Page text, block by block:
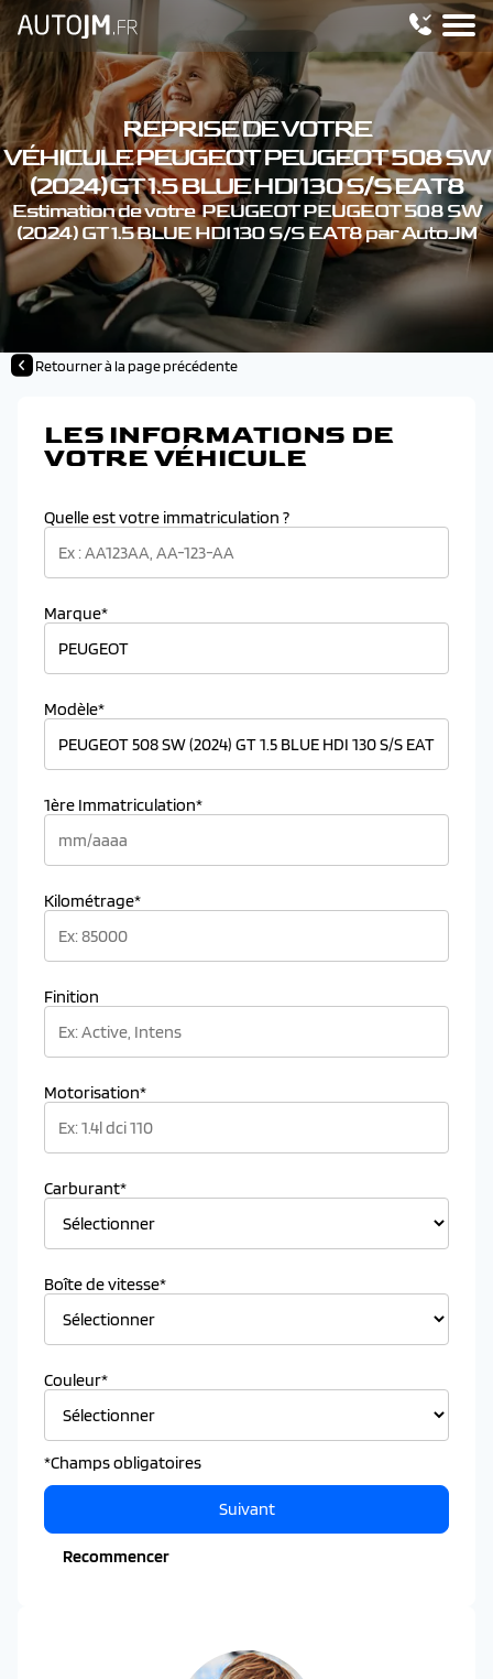
REPRISE DE VOTRE
VÉHICULE PEUGEOT PEUGEOT 508 SW
(2024) GT 1.5 BLUE HDI 130 S/S EAT8
Estimation de votre PEUGEOT PEUGEOT 508 SW
(2024) GT 1.5 BLUE HDI 130 S/S EAT8 par AutoJM
Retourner à la page précédente
LES INFORMATIONS DE
VOTRE VÉHICULE
Quelle est votre immatriculation ?
Marque*
Modèle*
1ère Immatriculation*
Kilométrage*
Finition
Motorisation*
Carburant*
Boîte de vitesse*
Couleur*
*Champs obligatoires
Recommencer
Suivant